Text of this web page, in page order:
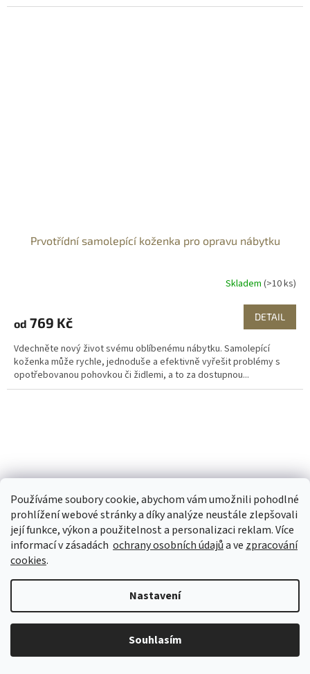
Používáme soubory cookie, abychom vám umožnili pohodlné
prohlížení webové stránky a díky analýze neustále zlepšovali
její funkce, výkon a použitelnost a personalizaci reklam. Více
informací v zásadách ochrany osobních údajůa ve zpracování
cookies.
Nastavení
Souhlasím
Prvotřídní samolepící koženka pro opravu nábytku
Skladem (>10 ks)
od 769 Kč DETAIL
Vdechněte nový život svému oblíbenému nábytku. Samolepící
koženka může rychle, jednoduše a efektivně vyřešit problémy s
opotřebovanou pohovkou či židlemi, a to za dostupnou...
Senzační zrcadlová fólie na okna